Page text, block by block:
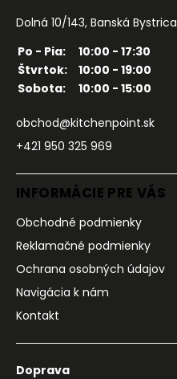
Dolná 10/143, Banská Bystrica
Po - Pia:
10:00 - 17:30
Štvrtok:
10:00 - 19:00
Sobota:
10:00 - 15:00
obchod@kitchenpoint.sk
+421 950 325 969
INFORMÁCIE PRE VÁS
Obchodné podmienky
Reklamačné podmienky
Ochrana osobných údajov
Navigácia k nám
Kontakt
Doprava